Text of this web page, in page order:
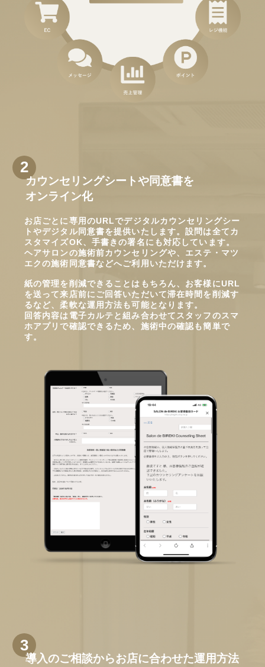
カウンセリングシートや同意書を
オンライン化
お店ごとに専用のURLでデジタルカウンセリングシー
トやデジタル同意書を提供いたします。設問は全てカ
スタマイズOK、手書きの署名にも対応しています。
ヘアサロンの施術前カウンセリングや、エステ・マツ
エクの施術同意書などへご利用いただけます。
紙の管理を削減できることはもちろん、お客様にURL
を送って来店前にご回答いただいて滞在時間を削減す
るなど、柔軟な運用方法も可能となります。
回答内容は電子カルテと組み合わせてスタッフのスマ
ホアプリで確認できるため、施術中の確認も簡単で
す。
導入のご相談からお店に合わせた運用方法